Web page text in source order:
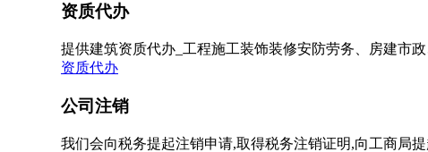
资质代办
提供建筑资质代办_工程施工装饰装修安防劳务、房建市
资质代办
公司注销
我们会向税务提起注销申请,取得税务注销证明,向工商局